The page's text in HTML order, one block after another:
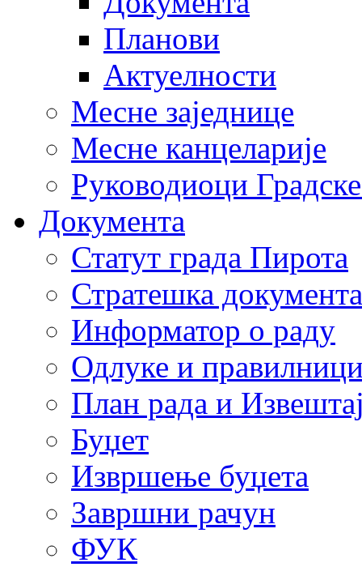
Планови
Актуелности
Месне заједнице
Месне канцеларије
Руководиоци
Документа
Статут града Пирота
Стратешка документа
Информатор о раду
Одлуке и
План рада и
Буџет
Извршење буџета
Завршни рачун
ФУК